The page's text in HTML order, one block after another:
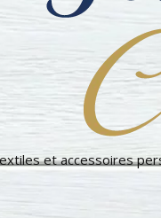
et accessoires